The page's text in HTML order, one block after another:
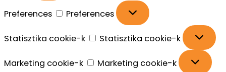
Preferences Preferences
Statisztika cookie-k Statisztika cookie-k
Marketing cookie-k Marketing cookie-k